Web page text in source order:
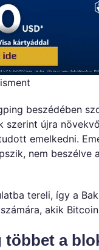
beszédében
szerint újra
emelkedni.
nem beszélve
tereli, így a
akik
többet a